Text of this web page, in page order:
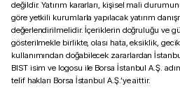
değildir. Yatırım kararları, kişisel mali
göre yetkili kurumlarla yapılacak yatırım
değerlendirilmelidir. İçeriklerin doğruluğu ve
gösterilmekle birlikte, olası hata, eksiklik,
kullanımından doğabilecek zararlardan
BIST isim ve logosu ile Borsa İstanbul A.Ş.
telif hakları Borsa İstanbul A.Ş.’ye aittir.